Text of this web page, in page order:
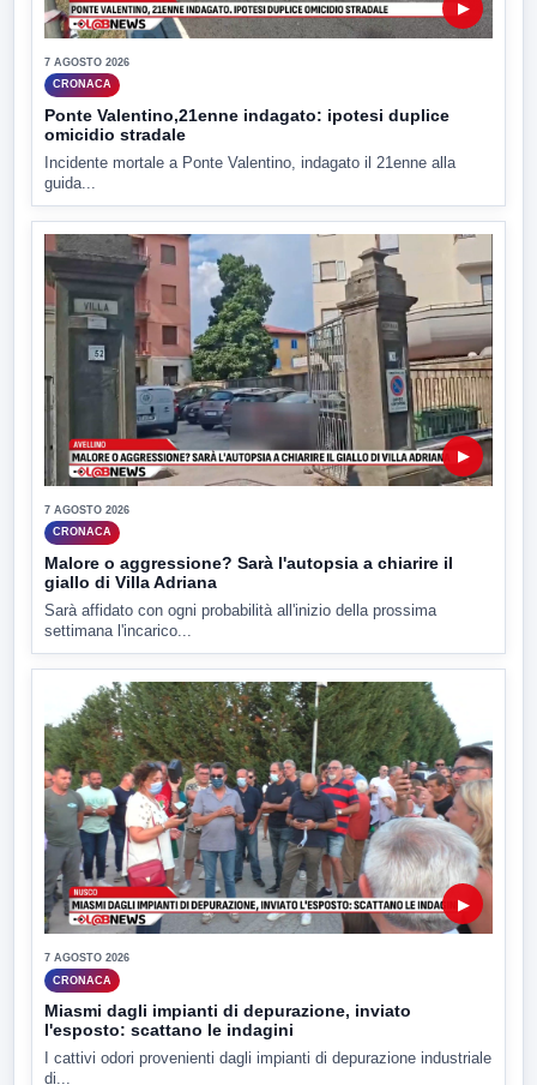
▶
7 AGOSTO 2026
CRONACA
Ponte Valentino,21enne indagato: ipotesi duplice
omicidio stradale
Incidente mortale a Ponte Valentino, indagato il 21enne alla
guida...
▶
7 AGOSTO 2026
CRONACA
Malore o aggressione? Sarà l'autopsia a chiarire il
giallo di Villa Adriana
Sarà affidato con ogni probabilità all'inizio della prossima
settimana l'incarico...
▶
7 AGOSTO 2026
CRONACA
Miasmi dagli impianti di depurazione, inviato
l'esposto: scattano le indagini
I cattivi odori provenienti dagli impianti di depurazione industriale
di...